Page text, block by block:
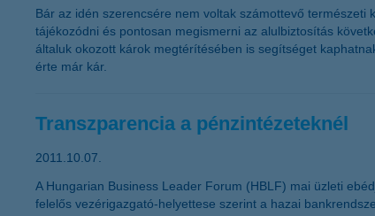
Bár az idén szerencsére nem voltak számottevő
tájékozódni és pontosan megismerni az alulbiztosítás
általuk okozott károk megtérítésében is segítséget
érte már kár.
Transzparencia a pénzintézeteknél
2011.10.07.
A Hungarian Business Leader Forum (HBLF) mai üzleti
felelős vezérigazgató-helyettese szerint a hazai